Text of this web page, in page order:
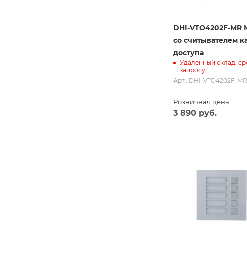
DHI-VTO4202F-MR
со считывателем
доступа
Удаленный склад:
запросу
Арт.: DHI-VTO4202F-MR
Розничная цена
3 890 руб.